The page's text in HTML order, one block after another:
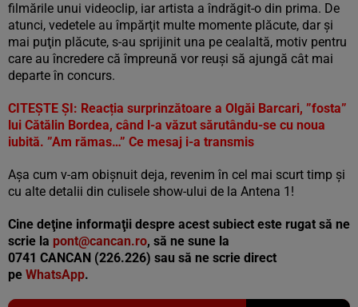
filmările unui videoclip, iar artista a îndrăgit-o din prima. De
atunci, vedetele au împărţit multe momente plăcute, dar şi
mai puţin plăcute, s-au sprijinit una pe cealaltă, motiv pentru
care au încredere că împreună vor reuşi să ajungă cât mai
departe în concurs.
CITEŞTE ŞI: Reacția surprinzătoare a Olgăi Barcari, ”fosta”
lui Cătălin Bordea, când l-a văzut sărutându-se cu noua
iubită. ”Am rămas…” Ce mesaj i-a transmis
Aşa cum v-am obişnuit deja, revenim în cel mai scurt timp şi
cu alte detalii din culisele show-ului de la Antena 1!
Cine deţine informaţii despre acest subiect este rugat să ne
scrie la pont@cancan.ro, să ne sune la
0741 CANCAN (226.226) sau să ne scrie direct
pe WhatsApp.